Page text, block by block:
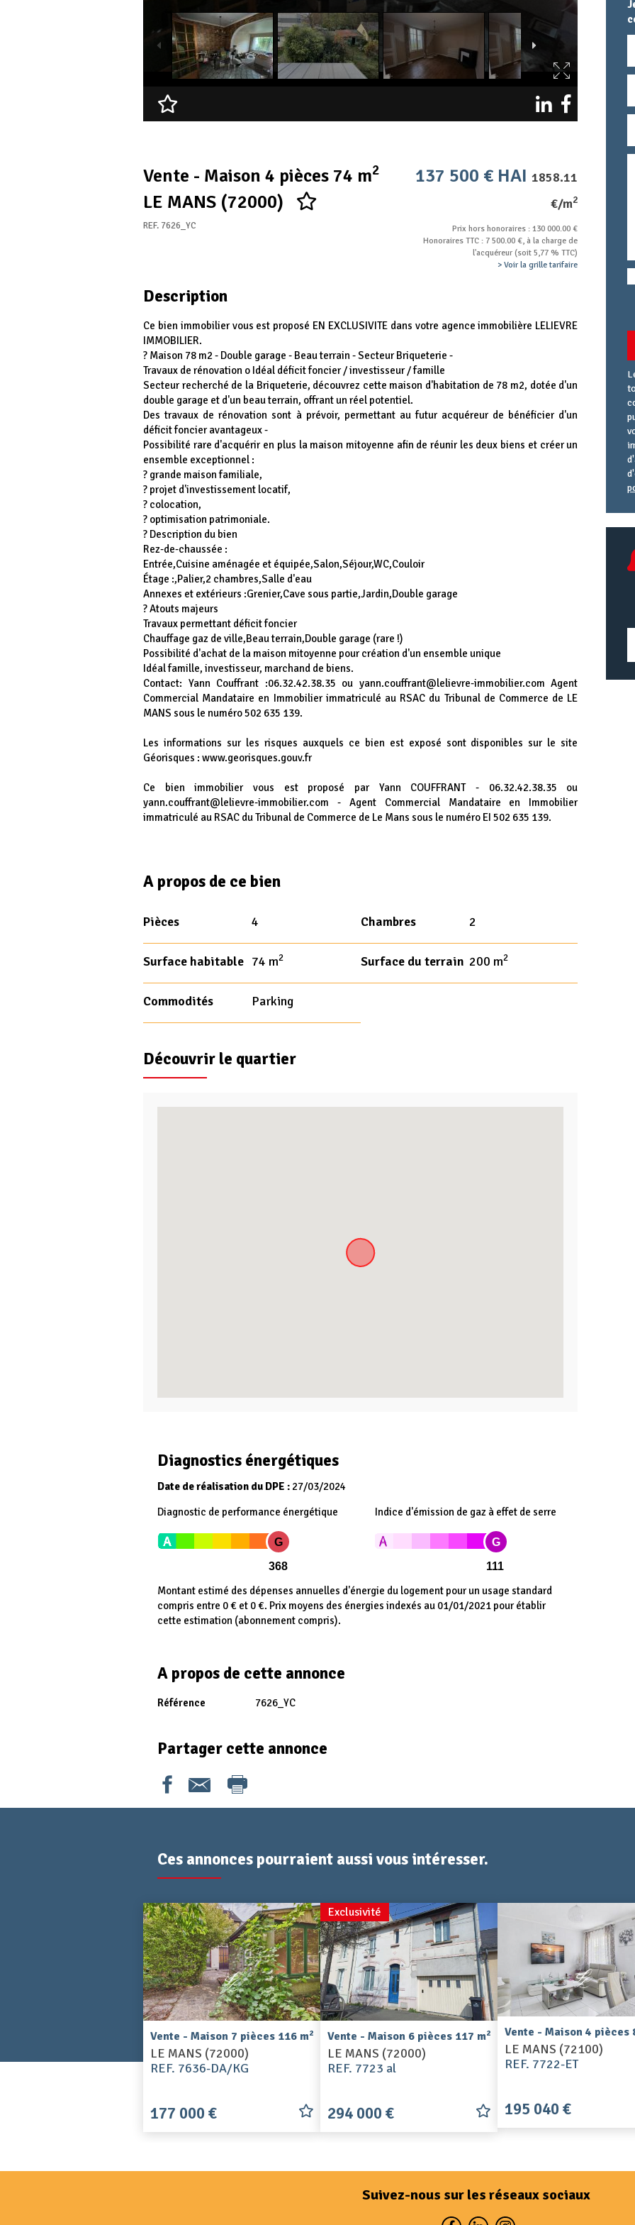
Vente - Maison 4 pièces 74 m2
LE MANS (72000)
REF. 7626_YC
137 500 € HAI1858.11
€/m2
Prix hors honoraires : 130 000.00 €
Honoraires TTC : 7 500.00 €, à la charge de
l'acquéreur (soit 5,77 % TTC)
> Voir la grille tarifaire
Description
Ce bien immobilier vous est proposé EN EXCLUSIVITE dans votre agence immobilière LELIEVRE
IMMOBILIER.
? Maison 78 m2 - Double garage - Beau terrain - Secteur Briqueterie -
Travaux de rénovation o Idéal déficit foncier / investisseur / famille
Secteur recherché de la Briqueterie, découvrez cette maison d'habitation de 78 m2, dotée d'un
double garage et d'un beau terrain, offrant un réel potentiel.
Des travaux de rénovation sont à prévoir, permettant au futur acquéreur de bénéficier d'un
déficit foncier avantageux -
Possibilité rare d'acquérir en plus la maison mitoyenne afin de réunir les deux biens et créer un
ensemble exceptionnel :
? grande maison familiale,
? projet d'investissement locatif,
? colocation,
? optimisation patrimoniale.
? Description du bien
Rez-de-chaussée :
Entrée,Cuisine aménagée et équipée,Salon,Séjour,WC,Couloir
Étage :,Palier,2 chambres,Salle d'eau
Annexes et extérieurs :Grenier,Cave sous partie,Jardin,Double garage
? Atouts majeurs
Travaux permettant déficit foncier
Chauffage gaz de ville,Beau terrain,Double garage (rare !)
Possibilité d'achat de la maison mitoyenne pour création d'un ensemble unique
Idéal famille, investisseur, marchand de biens.
Contact: Yann Couffrant :06.32.42.38.35 ou yann.couffrant@lelievre-immobilier.com Agent
Commercial Mandataire en Immobilier immatriculé au RSAC du Tribunal de Commerce de LE
MANS sous le numéro 502 635 139.
Les informations sur les risques auxquels ce bien est exposé sont disponibles sur le site
Géorisques : www.georisques.gouv.fr
Ce bien immobilier vous est proposé par Yann COUFFRANT - 06.32.42.38.35 ou
yann.couffrant@lelievre-immobilier.com - Agent Commercial Mandataire en Immobilier
immatriculé au RSAC du Tribunal de Commerce de Le Mans sous le numéro EI 502 635 139.
A propos de ce bien
Pièces 4 Chambres 2
Surface habitable 74 m2 Surface du terrain 200 m2
Commodités Parking
Découvrir le quartier
Diagnostics énergétiques
Date de réalisation du DPE : 27/03/2024
Diagnostic de performance énergétique
G
368
Indice d'émission de gaz à effet de serre
G
111
Montant estimé des dépenses annuelles d'énergie du logement pour un usage standard
compris entre 0 € et 0 €. Prix moyens des énergies indexés au 01/01/2021 pour établir
cette estimation (abonnement compris).
A propos de cette annonce
Référence 7626_YC
Partager cette annonce
Ces annonces pourraient aussi vous intéresser.
Vente - Maison 7 pièces 116 m2
LE MANS (72000)
REF. 7636-DA/KG
177 000 €
Exclusivité
Vente - Maison 6 pièces 117 m2
LE MANS (72000)
REF. 7723 al
294 000 €
Vente - Maison 4 pièces
LE MANS (72100)
REF. 7722-ET
195 040 €
Suivez-nous sur les réseaux sociaux